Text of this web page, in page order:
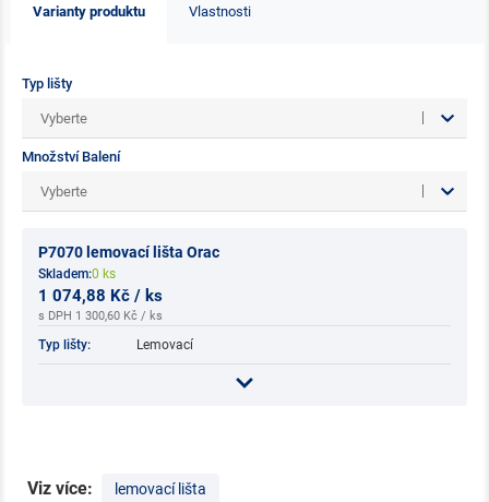
Varianty produktu Vlastnosti
Typ lišty
Vyberte
Množství Balení
Vyberte
P7070 lemovací lišta Orac
Skladem:0 ks
1 074,88 Kč / ks
s DPH 1 300,60 Kč / ks
Typ lišty: Lemovací
Viz více: lemovací lišta